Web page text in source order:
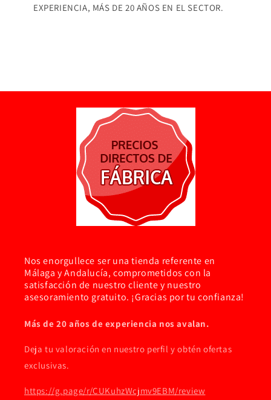
EXPERIENCIA, MÁS DE 20 AÑOS EN EL SECTOR.
Nos enorgullece ser una tienda referente en
Málaga y Andalucía, comprometidos con la
satisfacción de nuestro cliente y nuestro
asesoramiento gratuito. ¡Gracias por tu confianza!
Más de 20 años de experiencia nos avalan.
Deja tu valoración en nuestro perfil y obtén ofertas
exclusivas.
https://g.page/r/CUKuhzWcjmv9EBM/review